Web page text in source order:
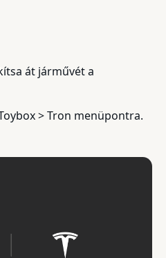
át járművét a
> Tron menüpontra.